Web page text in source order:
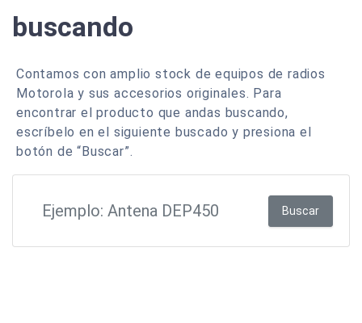
buscando
Contamos con amplio stock de equipos de radios
Motorola y sus accesorios originales. Para
encontrar el producto que andas buscando,
escríbelo en el siguiente buscado y presiona el
botón de “Buscar”.
Buscar